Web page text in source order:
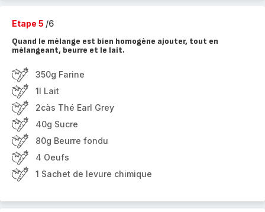
Etape 5 /6
Quand le mélange est bien homogène ajouter, tout en
mélangeant, beurre et le lait.
350g Farine
1l Lait
2càs Thé Earl Grey
40g Sucre
80g Beurre fondu
4 Oeufs
1 Sachet de levure chimique